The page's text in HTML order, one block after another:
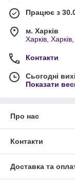
Працює з
м. Харків
Харків,
Контакти
Сьогодні
Показати
Про нас
Контакти
Доставка та